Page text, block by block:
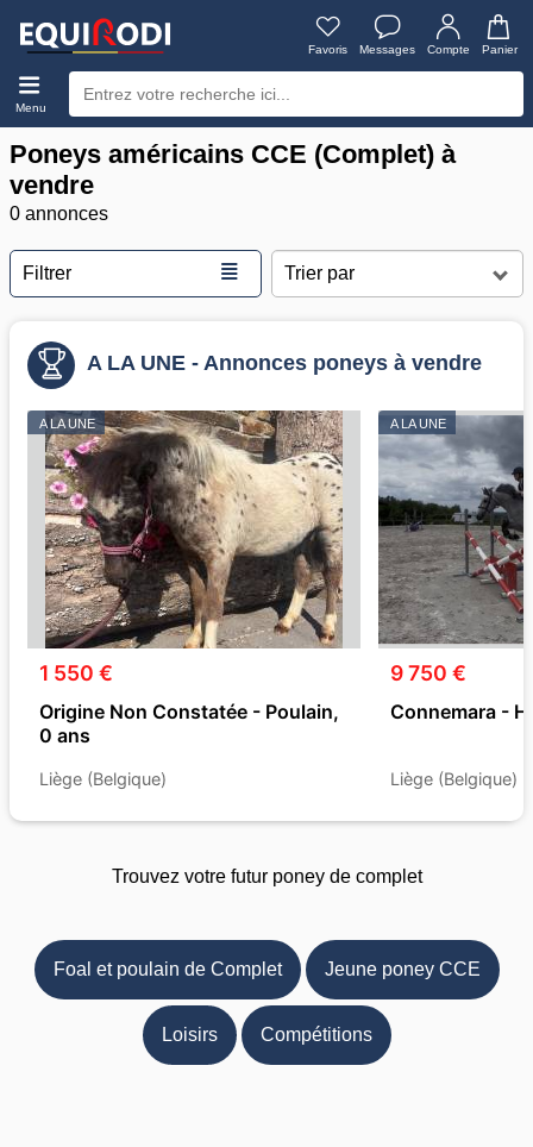
Favoris Messages Compte Panier
Menu
Poneys américains CCE (Complet) à
vendre
0 annonces
Filtrer ≣
A LA UNE - Annonces poneys à vendre
A LA UNE
1 550 €
Origine Non Constatée - Poulain,
0 ans
Liège (Belgique)
A LA UNE
9 750 €
Connemara -
Liège (Belgique)
Trouvez votre futur poney de complet
Foal et poulain de Complet Jeune poney CCE
Loisirs Compétitions